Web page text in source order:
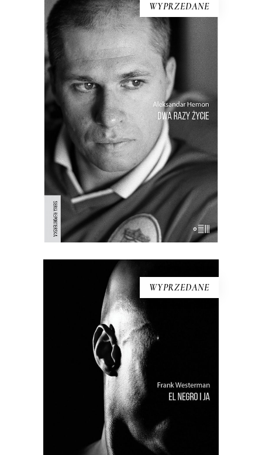
WYPRZEDANE
[EBOOK] Aleksandar Hemon –
DWA RAZY ŻYCIE. BOŚNIA I
AMERYKA
Osobista opowieść amerykańsko-
bośniackiego pisarza o chłopięcych
latach spędzonych w Jugosławii i o
przymusowej emigracji, o utracie
przeszłości i przymusie odnalezienia się
w nowej teraźniejszości. “Wojna przyszła
do nas i teraz czekaliśmy na to, kto
przeżyje, kto będzie zabijał i kto […]
WYPRZEDANE
[EBOOK] Frank Westerman – EL
NEGRO I JA
“El Negro i ja” to reporterska próba
odtworzenia życia tzw. buszmena z
Banyoles – zmumifikowanego,
wypchanego człowieka, który był
wystawiany publicznie aż do lat 90. XX
wieku jako eksponat muzealny. Frank
Westerman, holenderski reporter,
próbuje przywrócić buszmenowi z